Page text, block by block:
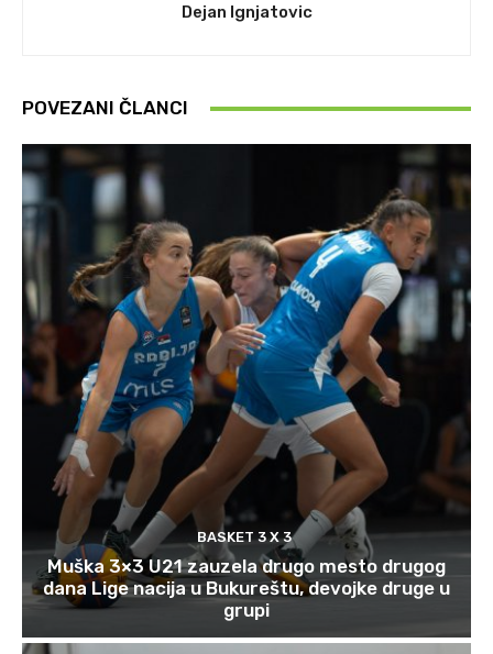
Dejan Ignjatovic
POVEZANI ČLANCI
BASKET 3 X 3
Muška 3×3 U21 zauzela drugo mesto drugog
dana Lige nacija u Bukureštu, devojke druge u
grupi